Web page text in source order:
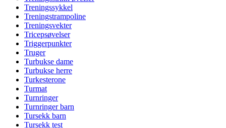
Treningssykkel
Treningstrampoline
Treningsvekter
Tricepsøvelser
Triggerpunkter
Truger
Turbukse dame
Turbukse herre
Turkesterone
Turmat
Turnringer
Turnringer barn
Tursekk barn
Tursekk test